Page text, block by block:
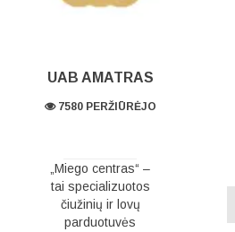
UAB AMATRAS
7580 PERŽIŪRĖJO
„Miego centras“ –
tai specializuotos
čiužinių ir lovų
parduotuvės